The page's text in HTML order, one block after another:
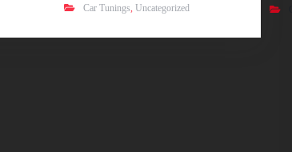
Car Tunings,Uncategorized